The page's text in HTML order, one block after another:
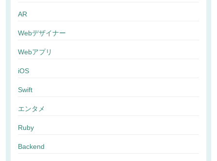
AR
Webデザイナー
Webアプリ
iOS
Swift
エンタメ
Ruby
Backend